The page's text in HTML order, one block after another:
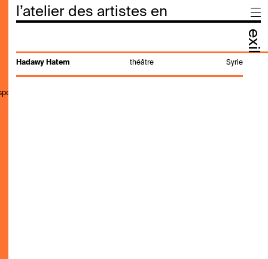
l’atelier des artistes en
exil
Hadawy Hatem théâtre Syrie